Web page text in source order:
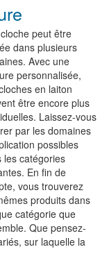
peut être
dans plusieurs
Avec une
personnalisée,
en laiton
être encore plus
Laissez-vous
par les domaines
possibles
les catégories
En fin de
vous trouverez
produits dans
catégorie que
Que pensez-
sur laquelle la